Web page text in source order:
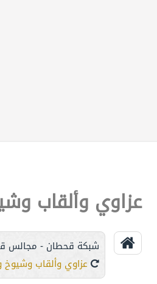
عزاوي وألقاب
شبكة قحطان - مجالس
عزاوي وألقاب